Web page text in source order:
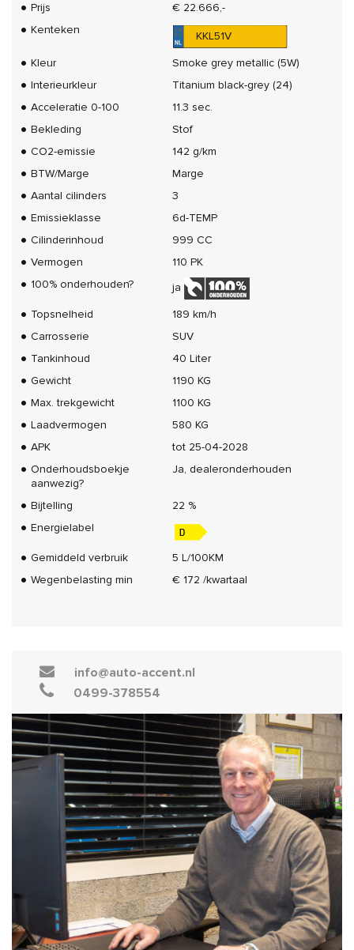
Prijs
€ 22.666,-
Kenteken
KKL51V
Kleur
Smoke grey metallic (5W)
Interieurkleur
Titanium black-grey (24)
Acceleratie 0-100
11.3 sec.
Bekleding
Stof
CO2-emissie
142 g/km
BTW/Marge
Marge
Aantal cilinders
3
Emissieklasse
6d-TEMP
Cilinderinhoud
999 CC
Vermogen
110 PK
100% onderhouden?
ja
Topsnelheid
189 km/h
Carrosserie
SUV
Tankinhoud
40 Liter
Gewicht
1190 KG
Max. trekgewicht
1100 KG
Laadvermogen
580 KG
APK
tot 25-04-2028
Onderhoudsboekje
aanwezig?
Ja, dealeronderhouden
Bijtelling
22 %
Energielabel
Gemiddeld verbruik
5 L/100KM
Wegenbelasting min
€ 172 /kwartaal
info@auto-accent.nl
0499-378554